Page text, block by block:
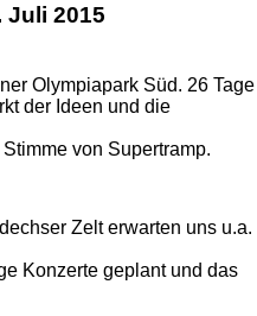
Juli 2015
Olympiapark Süd. 26 Tage
der Ideen und die
Stimme von Supertramp.
Zelt erwarten uns u.a.
Konzerte geplant und das